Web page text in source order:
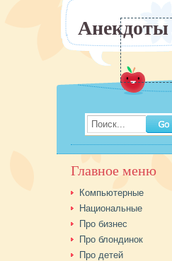
Анекдоты
Поиск...
Главное меню
Компьютерные
Национальные
Про бизнес
Про блондинок
Про детей